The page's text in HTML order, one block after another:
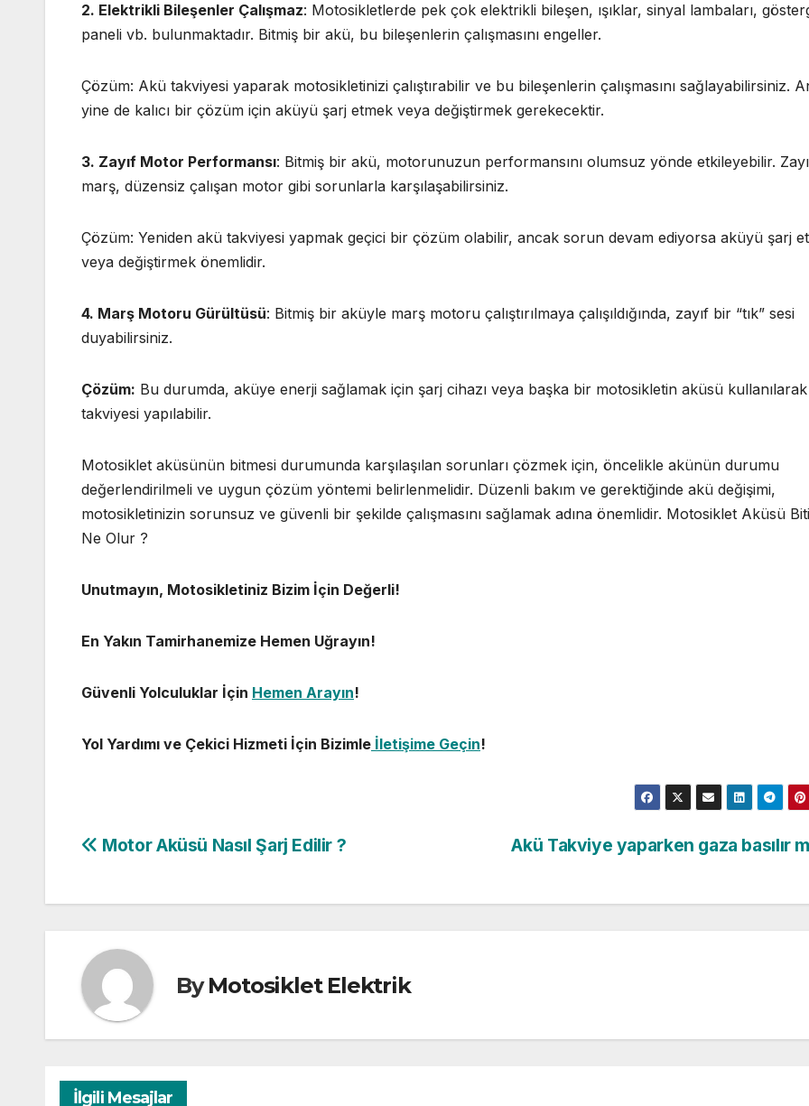
2. Elektrikli Bileşenler Çalışmaz: Motosikletlerde pek çok elektrikli bileşen, ışıklar, sinyal lambaları,
paneli vb. bulunmaktadır. Bitmiş bir akü, bu bileşenlerin çalışmasını engeller.
Çözüm: Akü takviyesi yaparak motosikletinizi çalıştırabilir ve bu bileşenlerin çalışmasını sağlayabilirsiniz.
yine de kalıcı bir çözüm için aküyü şarj etmek veya değiştirmek gerekecektir.
3. Zayıf Motor Performansı: Bitmiş bir akü, motorunuzun performansını olumsuz yönde etkileyebilir.
marş, düzensiz çalışan motor gibi sorunlarla karşılaşabilirsiniz.
Çözüm: Yeniden akü takviyesi yapmak geçici bir çözüm olabilir, ancak sorun devam ediyorsa aküyü şarj
veya değiştirmek önemlidir.
4. Marş Motoru Gürültüsü: Bitmiş bir aküyle marş motoru çalıştırılmaya çalışıldığında, zayıf bir “tık” sesi
duyabilirsiniz.
Çözüm: Bu durumda, aküye enerji sağlamak için şarj cihazı veya başka bir motosikletin aküsü
takviyesi yapılabilir.
Motosiklet aküsünün bitmesi durumunda karşılaşılan sorunları çözmek için, öncelikle akünün durumu
değerlendirilmeli ve uygun çözüm yöntemi belirlenmelidir. Düzenli bakım ve gerektiğinde akü değişimi,
motosikletinizin sorunsuz ve güvenli bir şekilde çalışmasını sağlamak adına önemlidir. Motosiklet Aküsü
Ne Olur ?
Unutmayın, Motosikletiniz Bizim İçin Değerli!
En Yakın Tamirhanemize Hemen Uğrayın!
Güvenli Yolculuklar İçin Hemen Arayın!
Yol Yardımı ve Çekici Hizmeti İçin Bizimle İletişime Geçin!
Yazı
Akü Takviye yaparken gaza basılır
Motor Aküsü Nasıl Şarj Edilir ?
ByMotosiklet Elektrik
İlgili Mesajlar